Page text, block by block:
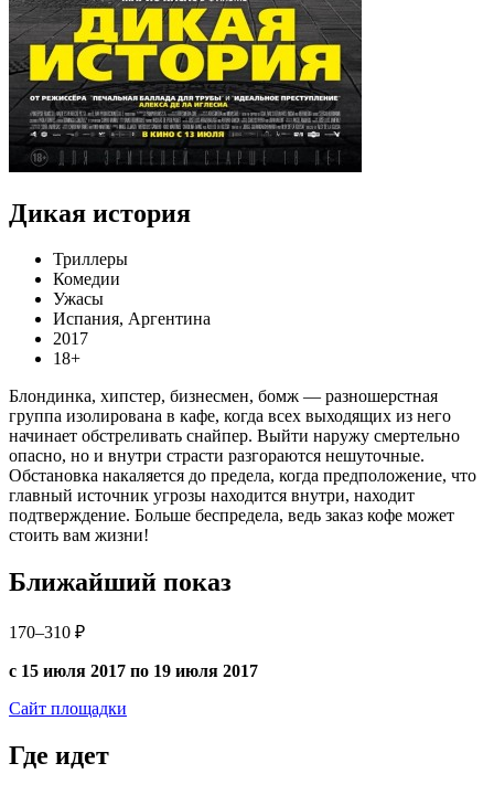
Дикая история
Триллеры
Комедии
Ужасы
Испания, Аргентина
2017
18+
Блондинка, хипстер, бизнесмен, бомж — разношерстная
группа изолирована в кафе, когда всех выходящих из него
начинает обстреливать снайпер. Выйти наружу смертельно
опасно, но и внутри страсти разгораются нешуточные.
Обстановка накаляется до предела, когда предположение, что
главный источник угрозы находится внутри, находит
подтверждение. Больше беспредела, ведь заказ кофе может
стоить вам жизни!
Ближайший показ
170–310 ₽
с 15 июля 2017 по 19 июля 2017
Сайт площадки
Где идет